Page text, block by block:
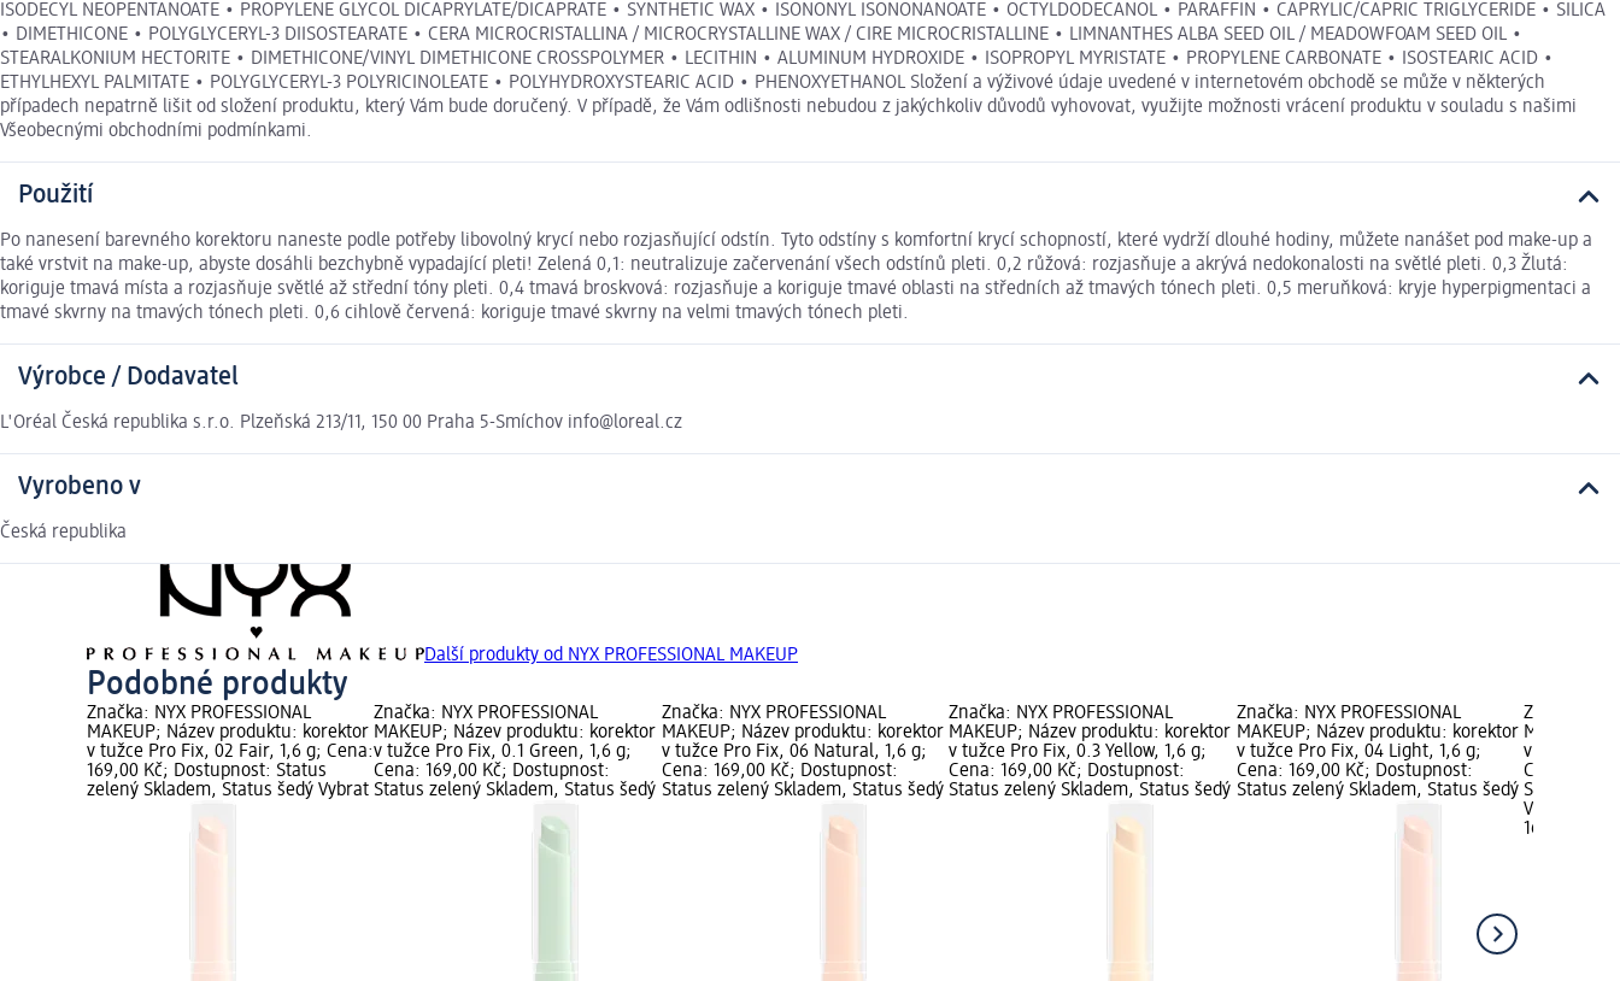
ISODECYL NEOPENTANOATE • PROPYLENE GLYCOL DICAPRYLATE/DICAPRATE • SYNTHETIC WAX • ISONONYL ISONONANOATE • OCTYLDODECANOL • PARAFFIN • CAPRYLIC/CAPRIC TRIGLYCERIDE • SILICA
• DIMETHICONE • POLYGLYCERYL-3 DIISOSTEARATE • CERA MICROCRISTALLINA / MICROCRYSTALLINE WAX / CIRE MICROCRISTALLINE • LIMNANTHES ALBA SEED OIL / MEADOWFOAM SEED OIL •
STEARALKONIUM HECTORITE • DIMETHICONE/VINYL DIMETHICONE CROSSPOLYMER • LECITHIN • ALUMINUM HYDROXIDE • ISOPROPYL MYRISTATE • PROPYLENE CARBONATE • ISOSTEARIC ACID •
ETHYLHEXYL PALMITATE • POLYGLYCERYL-3 POLYRICINOLEATE • POLYHYDROXYSTEARIC ACID • PHENOXYETHANOL Složení a výživové údaje uvedené v internetovém obchodě se může v některých
případech nepatrně lišit od složení produktu, který Vám bude doručený. V případě, že Vám odlišnosti nebudou z jakýchkoliv důvodů vyhovovat, využijte možnosti vrácení produktu v souladu s našimi
Všeobecnými obchodními podmínkami.
Použití
Po nanesení barevného korektoru naneste podle potřeby libovolný krycí nebo rozjasňující odstín. Tyto odstíny s komfortní krycí schopností, které vydrží dlouhé hodiny, můžete nanášet pod make-up a
také vrstvit na make-up, abyste dosáhli bezchybně vypadající pleti! Zelená 0,1: neutralizuje začervenání všech odstínů pleti. 0,2 růžová: rozjasňuje a akrývá nedokonalosti na světlé pleti. 0,3 Žlutá:
koriguje tmavá místa a rozjasňuje světlé až střední tóny pleti. 0,4 tmavá broskvová: rozjasňuje a koriguje tmavé oblasti na středních až tmavých tónech pleti. 0,5 meruňková: kryje hyperpigmentaci a
tmavé skvrny na tmavých tónech pleti. 0,6 cihlově červená: koriguje tmavé skvrny na velmi tmavých tónech pleti.
Výrobce / Dodavatel
L'Oréal Česká republika s.r.o. Plzeňská 213/11, 150 00 Praha 5-Smíchov info@loreal.cz
Vyrobeno v
Česká republika
Další produkty od NYX PROFESSIONAL MAKEUP
Podobné produkty
Značka: NYX PROFESSIONAL
MAKEUP; Název produktu: korektor
v tužce Pro Fix, 02 Fair, 1,6 g; Cena:
169,00 Kč; Dostupnost: Status
zelený Skladem, Status šedý Vybrat
Značka: NYX PROFESSIONAL
MAKEUP; Název produktu: korektor
v tužce Pro Fix, 0.1 Green, 1,6 g;
Cena: 169,00 Kč; Dostupnost:
Status zelený Skladem, Status šedý
Značka: NYX PROFESSIONAL
MAKEUP; Název produktu: korektor
v tužce Pro Fix, 06 Natural, 1,6 g;
Cena: 169,00 Kč; Dostupnost:
Status zelený Skladem, Status šedý
Značka: NYX PROFESSIONAL
MAKEUP; Název produktu: korektor
v tužce Pro Fix, 0.3 Yellow, 1,6 g;
Cena: 169,00 Kč; Dostupnost:
Status zelený Skladem, Status šedý
Značka: NYX PROFESSIONAL
MAKEUP; Název produktu: korektor
v tužce Pro Fix, 04 Light, 1,6 g;
Cena: 169,00 Kč; Dostupnost:
Status zelený Skladem, Status šedý
Značka:
MAKEUP;
v tužce Pro
Cena:
Status
Vybrat
169,00 Kč